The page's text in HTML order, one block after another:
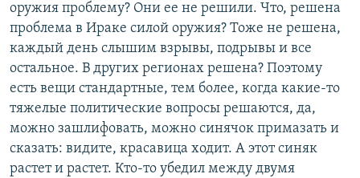
оружия проблему? Они ее не решили. Что, решена
проблема в Ираке силой оружия? Тоже не решена,
каждый день слышим взрывы, подрывы и все
остальное. В других регионах решена? Поэтому
есть вещи стандартные, тем более, когда какие-то
тяжелые политические вопросы решаются, да,
можно зашлифовать, можно синячок примазать и
сказать: видите, красавица ходит. А этот синяк
растет и растет. Кто-то убедил между двумя